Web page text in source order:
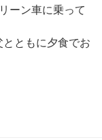
ーン車に乗って
ともに夕食でお